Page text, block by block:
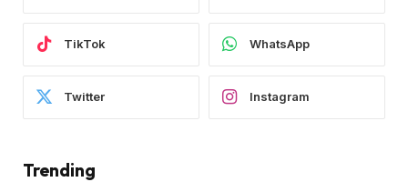
TikTok WhatsApp
Twitter Instagram
Trending